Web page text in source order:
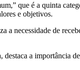
que é a quinta
e objetivos.
a necessidade de
a importância